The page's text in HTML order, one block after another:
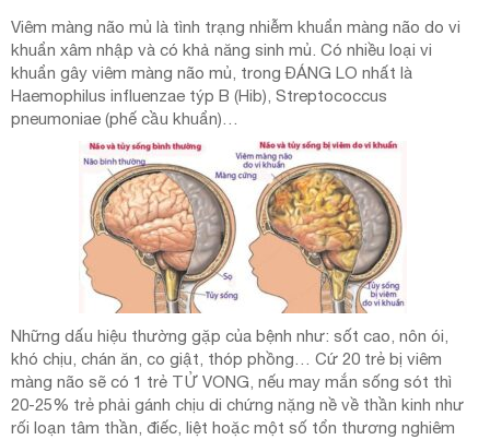
Viêm màng não mủ là tình trạng nhiễm khuẩn màng não do vi
khuẩn xâm nhập và có khả năng sinh mủ. Có nhiều loại vi
khuẩn gây viêm màng não mủ, trong ĐÁNG LO nhất là
Haemophilus influenzae týp B (Hib), Streptococcus
pneumoniae (phế cầu khuẩn)…
Những dấu hiệu thường gặp của bệnh như: sốt cao, nôn ói,
khó chịu, chán ăn, co giật, thóp phồng… Cứ 20 trẻ bị viêm
màng não sẽ có 1 trẻ TỬ VONG, nếu may mắn sống sót thì
20-25% trẻ phải gánh chịu di chứng nặng nề về thần kinh như
rối loạn tâm thần, điếc, liệt hoặc một số tổn thương nghiêm